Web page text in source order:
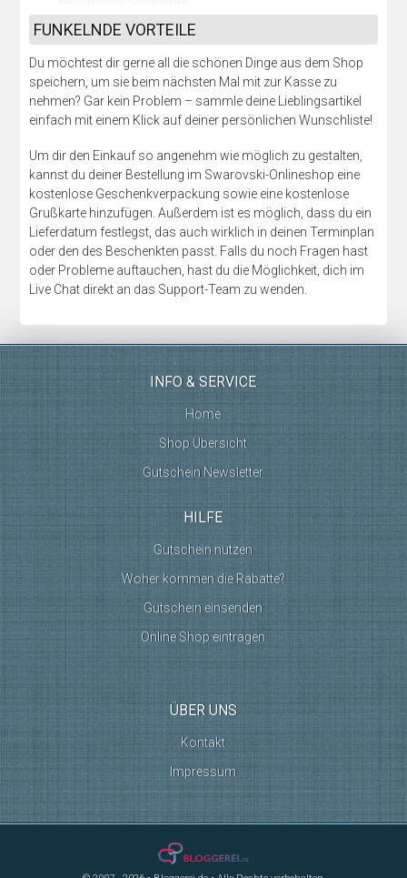
FUNKELNDE VORTEILE
Du möchtest dir gerne all die schönen Dinge aus dem Shop
speichern, um sie beim nächsten Mal mit zur Kasse zu
nehmen? Gar kein Problem – sammle deine Lieblingsartikel
einfach mit einem Klick auf deiner persönlichen Wunschliste!
Um dir den Einkauf so angenehm wie möglich zu gestalten,
kannst du deiner Bestellung im Swarovski-Onlineshop eine
kostenlose Geschenkverpackung sowie eine kostenlose
Grußkarte hinzufügen. Außerdem ist es möglich, dass du ein
Lieferdatum festlegst, das auch wirklich in deinen Terminplan
oder den des Beschenkten passt. Falls du noch Fragen hast
oder Probleme auftauchen, hast du die Möglichkeit, dich im
Live Chat direkt an das Support-Team zu wenden.
INFO & SERVICE
Home
Shop Übersicht
Gutschein Newsletter
HILFE
Gutschein nutzen
Woher kommen die Rabatte?
Gutschein einsenden
Online Shop eintragen
ÜBER UNS
Kontakt
Impressum